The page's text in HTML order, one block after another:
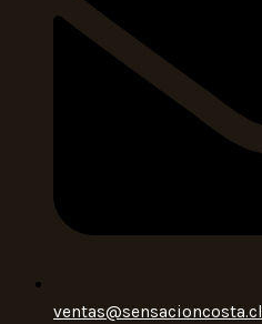
ventas@sensacioncosta.cl